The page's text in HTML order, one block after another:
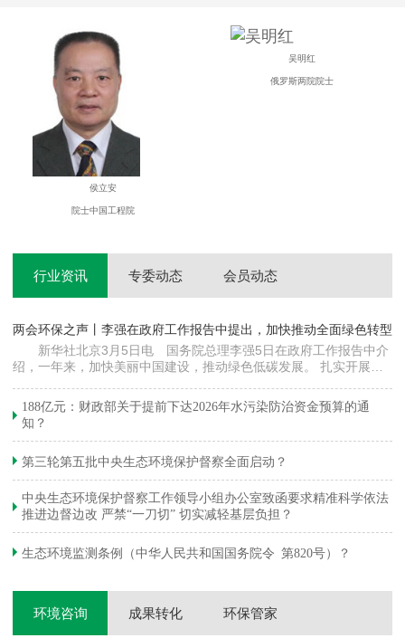
侯立安
院士中国工程院
吴明红
俄罗斯两院院士
行业资讯 专委动态 会员动态
两会环保之声丨李强在政府工作报告中提出，加快推动全面绿色转型
新华社北京3月5日电 国务院总理李强5日在政府工作报告中介
绍，一年来，加快美丽中国建设，推动绿色低碳发展。 扎实开展大
浓度下降…
188亿元：财政部关于提前下达2026年水污染防治资金预算的通
知？
第三轮第五批中央生态环境保护督察全面启动？
中央生态环境保护督察工作领导小组办公室致函要求精准科学依法
推进边督边改 严禁“一刀切” 切实减轻基层负担？
生态环境监测条例（中华人民共和国国务院令 第820号）？
环境咨询 成果转化 环保管家